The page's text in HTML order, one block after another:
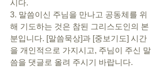
시다.
3. 말씀이신 주님을 만나고 공동체를 위
해 기도하는 것은 참된 그리스도인의 본
분입니다. [말씀묵상]과 [중보기도] 시간
을 개인적으로 가지시고, 주님이 주신 말
씀을 댓글로 올려 주시기 바랍니다.